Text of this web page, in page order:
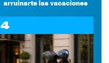
arruinarte las vacaciones
4